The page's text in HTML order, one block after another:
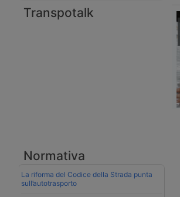
Transpotalk
Normativa
La riforma del Codice della Strada punta
sull’autotrasporto